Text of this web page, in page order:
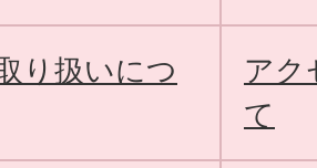
り扱いにつ
アク
て